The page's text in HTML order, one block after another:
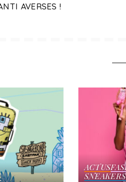
AVERSES !
ACTUS
SNEAKERS